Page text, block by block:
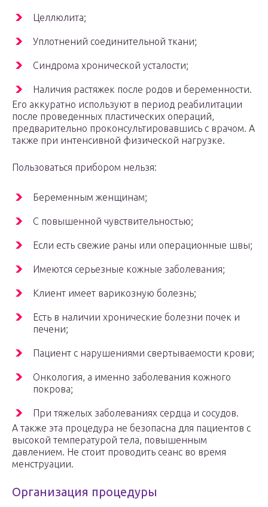
Целлюлита;
Уплотнений соединительной ткани;
Синдрома хронической усталости;
Наличия растяжек после родов и беременности.
Его аккуратно используют в период реабилитации
после проведенных пластических операций,
предварительно проконсультировавшись с врачом. А
также при интенсивной физической нагрузке.
Пользоваться прибором нельзя:
Беременным женщинам;
С повышенной чувствительностью;
Если есть свежие раны или операционные швы;
Имеются серьезные кожные заболевания;
Клиент имеет варикозную болезнь;
Есть в наличии хронические болезни почек и
печени;
Пациент с нарушениями свертываемости крови;
Онкология, а именно заболевания кожного
покрова;
При тяжелых заболеваниях сердца и сосудов.
А также эта процедура не безопасна для пациентов с
высокой температурой тела, повышенным
давлением. Не стоит проводить сеанс во время
менструации.
Организация процедуры